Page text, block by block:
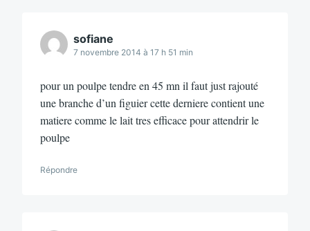
sofiane
7 novembre 2014 à 17 h 51 min
pour un poulpe tendre en 45 mn il faut just rajouté
une branche d’un figuier cette derniere contient une
matiere comme le lait tres efficace pour attendrir le
poulpe
Répondre